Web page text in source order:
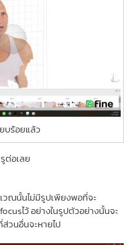
บร้อยแล้ว
ต่อเลย
วณนั้นไม่มีรูปเพียงพอที่จะ
ไว้ อย่างในรูปตัวอย่างนั้นจะ
วนอื่นจะหายไป